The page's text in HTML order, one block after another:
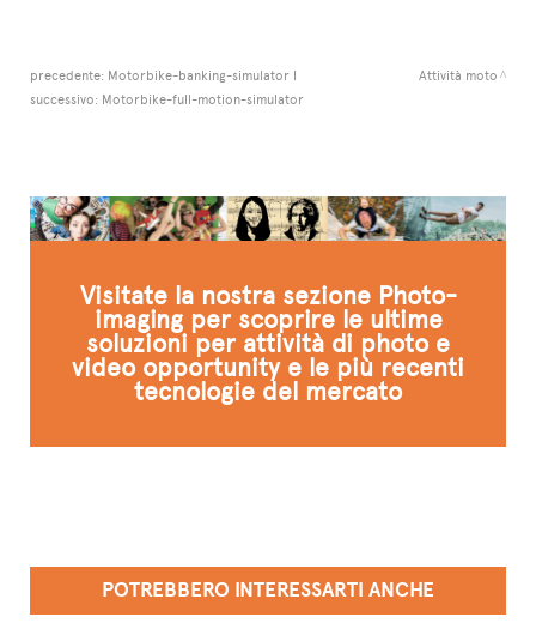
precedente: Motorbike-banking-simulator I
successivo: Motorbike-full-motion-simulator
Attività moto
Visitate la nostra sezione Photo-
imaging per scoprire le ultime
soluzioni per attività di photo e
video opportunity e le più recenti
tecnologie del mercato
POTREBBERO INTERESSARTI ANCHE